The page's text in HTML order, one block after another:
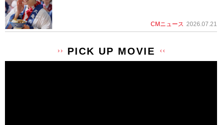
CMニュース 2026.07.21
PICK UP MOVIE